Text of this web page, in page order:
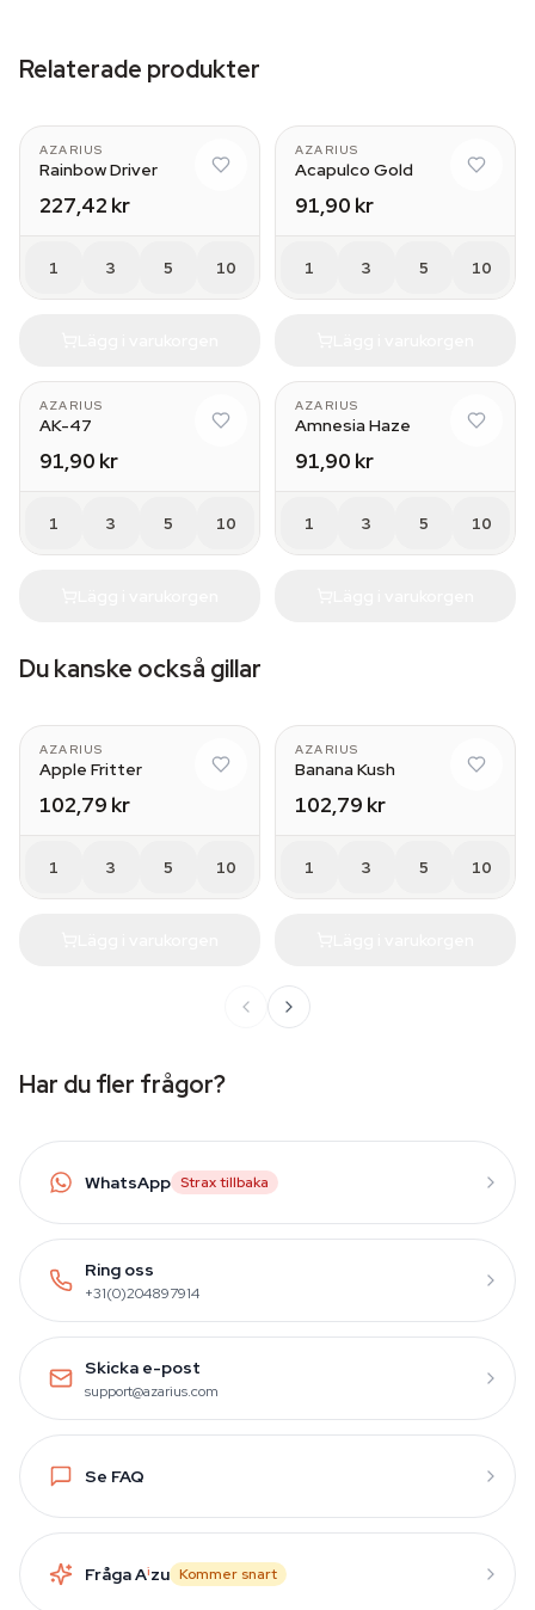
Relaterade produkter
AZARIUS
Rainbow Driver
227,42 kr
1 3 5 10
AZARIUS
Acapulco Gold
91,90 kr
1 3 5 10
AZARIUS
AK-47
91,90 kr
1 3 5 10
AZARIUS
Amnesia Haze
91,90 kr
1 3 5 10
Du kanske också gillar
AZARIUS
Apple Fritter
102,79 kr
1 3 5 10
AZARIUS
Banana Kush
102,79 kr
1 3 5 10
Har du fler frågor?
WhatsApp Strax tillbaka
Ring oss
+31(0)204897914
Skicka e-post
support@azarius.com
Se FAQ
Fråga Aizu Kommer snart